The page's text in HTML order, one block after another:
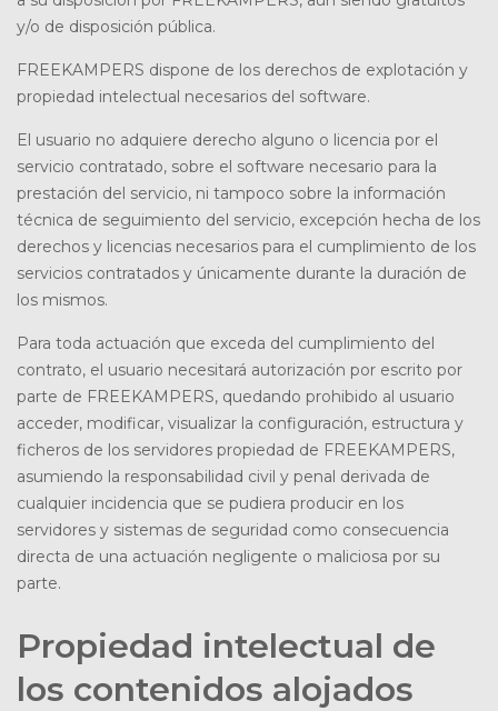
y/o de disposición pública.
FREEKAMPERS dispone de los derechos de explotación y
propiedad intelectual necesarios del software.
El usuario no adquiere derecho alguno o licencia por el
servicio contratado, sobre el software necesario para la
prestación del servicio, ni tampoco sobre la información
técnica de seguimiento del servicio, excepción hecha de los
derechos y licencias necesarios para el cumplimiento de los
servicios contratados y únicamente durante la duración de
los mismos.
Para toda actuación que exceda del cumplimiento del
contrato, el usuario necesitará autorización por escrito por
parte de FREEKAMPERS, quedando prohibido al usuario
acceder, modificar, visualizar la configuración, estructura y
ficheros de los servidores propiedad de FREEKAMPERS,
asumiendo la responsabilidad civil y penal derivada de
cualquier incidencia que se pudiera producir en los
servidores y sistemas de seguridad como consecuencia
directa de una actuación negligente o maliciosa por su
parte.
Propiedad intelectual de
los contenidos alojados